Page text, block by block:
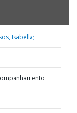
Isabella;